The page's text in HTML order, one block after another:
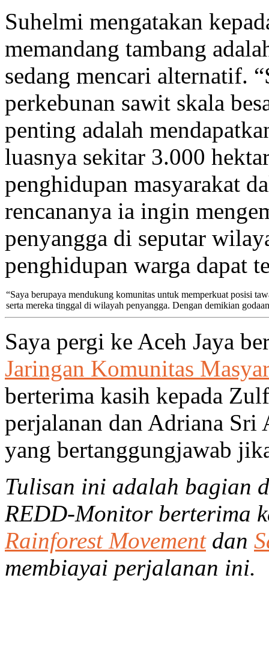
Suhelmi mengatakan
memandang tambang
sedang mencari alternatif.
perkebunan sawit skala
penting adalah
luasnya sekitar 3.000
penghidupan masyarakat
rencananya ia ingin
penyangga di seputar
penghidupan warga dapat
“Saya berupaya mendukung komunitas untuk memperkuat posisi
serta mereka tinggal di wilayah penyangga. Dengan demikian
Saya pergi ke Aceh Jaya
Jaringan Komunitas
berterima kasih kepada
perjalanan dan Adriana Sri
yang bertanggungjawab
Tulisan ini adalah bagian
REDD-Monitor berterima
Rainforest Movementdan
membiayai perjalanan ini.